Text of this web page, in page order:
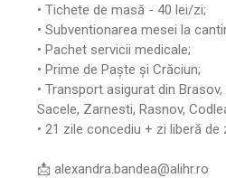
• Tichete de masă - 40 lei/zi;
• Subventionarea mesei la
• Pachet servicii medicale;
• Prime de Paște și Crăciun;
• Transport asigurat din Brasov,
Sacele, Zarnesti, Rasnov,
• 21 zile concediu + zi liberă de
📩 alexandra.bandea@alihr.ro